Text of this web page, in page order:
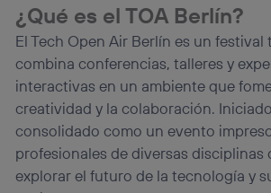
¿Qué es el TOA Berlín?
El Tech Open Air Berlín es un
combina conferencias, talleres y
interactivas en un ambiente que
creatividad y la colaboración.
consolidado como un evento
profesionales de diversas disciplinas
explorar el futuro de la tecnología y
telecomunicaciones vinculada a la
(p. ej., número de teléfono móvil).
Este identificador se asigna a la
lo que cualquier persona que conecte su
consienta el uso de la tecnología recibirá
identificador. Típicamente:
Si utilizas unaconexión de banda
el marketing o análisis se realizará en
actividades de navegación de los
que hayan dado su consentimiento.